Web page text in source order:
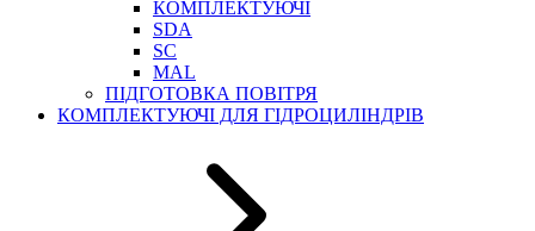
КОМПЛЕКТУЮЧІ
SDA
SC
MAL
ПІДГОТОВКА ПОВІТРЯ
КОМПЛЕКТУЮЧІ ДЛЯ ГІДРОЦИЛІНДРІВ